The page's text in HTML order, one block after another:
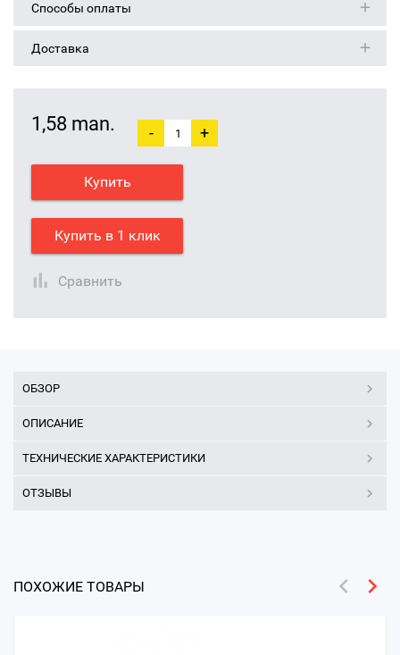
Способы оплаты
Доставка
1,58 man. - +
Купить
Купить в 1 клик
Сравнить
ОБЗОР
ОПИСАНИЕ
ТЕХНИЧЕСКИЕ ХАРАКТЕРИСТИКИ
ОТЗЫВЫ
ПОХОЖИЕ ТОВАРЫ